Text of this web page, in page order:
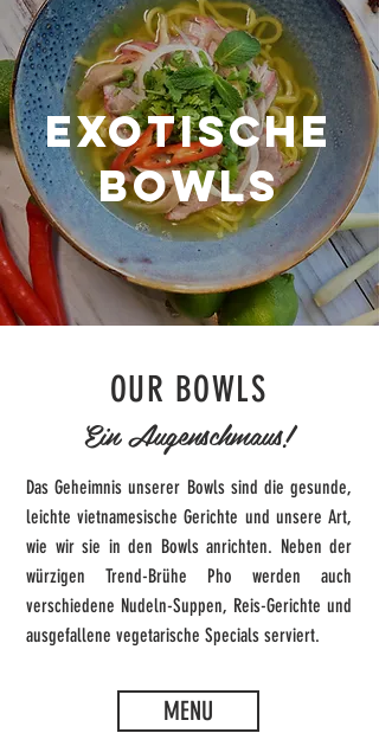
EXOTISCHE
BOWLS
OUR BOWLS
Ein Augenschmaus!
Das Geheimnis unserer Bowls sind die gesunde,
leichte vietnamesische Gerichte und unsere Art,
wie wir sie in den Bowls anrichten. Neben der
würzigen Trend-Brühe Pho werden auch
verschiedene Nudeln-Suppen, Reis-Gerichte und
ausgefallene vegetarische Specials serviert.
MENU